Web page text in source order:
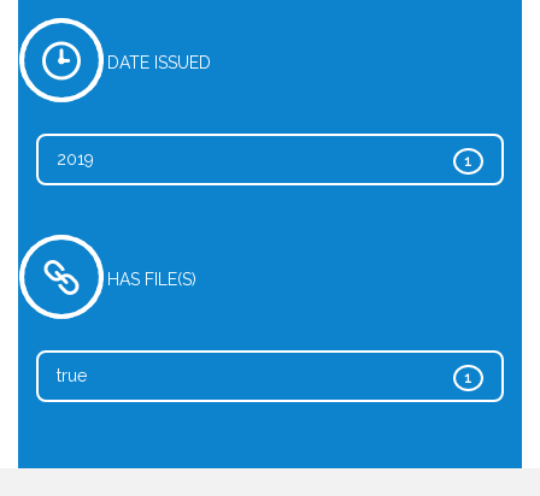
DATE ISSUED
1
2019
HAS FILE(S)
1
true